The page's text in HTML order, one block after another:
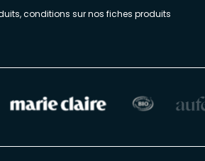
conditions sur nos fiches produits